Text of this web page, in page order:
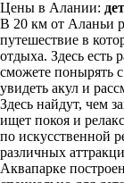
Цены в Алании:
В 20 км от Аланьи
путешествие в
отдыха. Здесь есть
сможете понырять
увидеть акул и
Здесь найдут, чем
ищет покоя и
по искусственной
различных
Аквапарке